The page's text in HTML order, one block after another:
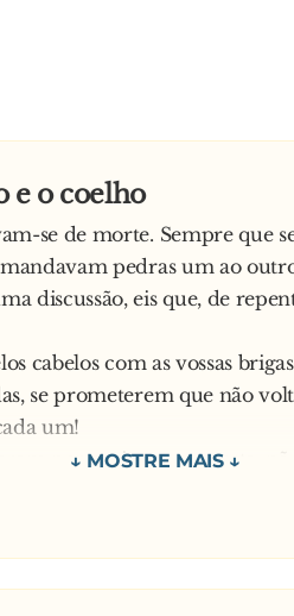
e o coelho
se de morte. Sempre que
pedras um ao
discussão, eis que, de
cabelos com as vossas
se prometerem que não
um!
por aceitar a proposta,
decidir quem é que
que começou em grande:
da floresta sejam fêmeas!
pedido singelo: